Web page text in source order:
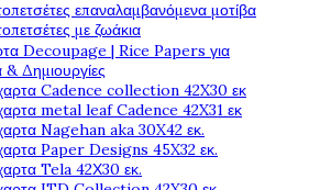
επαναλαμβανόμενα μοτίβα
με ζωάκια
Decoupage | Rice Papers για
& Δημιουργίες
Cadence collection 42X30 εκ
metal leaf Cadence 42X31 εκ
Nagehan aka 30X42 εκ.
Paper Designs 45X32 εκ.
Tela 42Χ30 εκ.